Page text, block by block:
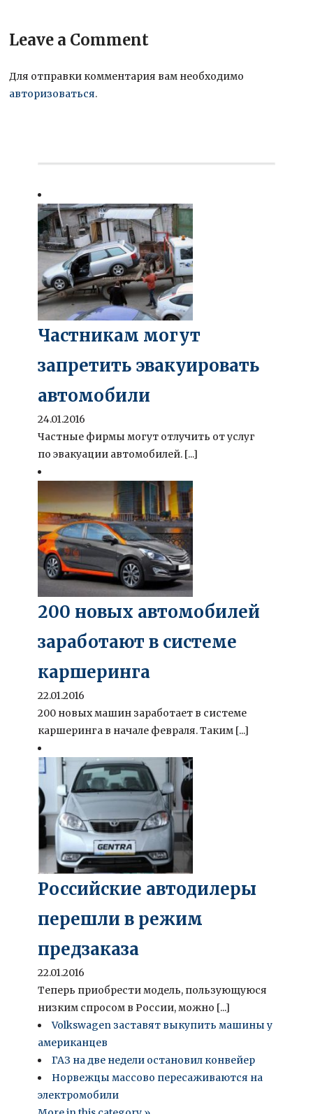
Leave a Comment
Для отправки комментария вам необходимо
авторизоваться.
Частникам могут
запретить эвакуировать
автомобили
24.01.2016
Частные фирмы могут отлучить от услуг
по эвакуации автомобилей. [...]
200 новых автомобилей
заработают в системе
каршеринга
22.01.2016
200 новых машин заработает в системе
каршеринга в начале февраля. Таким [...]
Российские автодилеры
перешли в режим
предзаказа
22.01.2016
Теперь приобрести модель, пользующуюся
низким спросом в России, можно [...]
Volkswagen заставят выкупить машины у
американцев
ГАЗ на две недели остановил конвейер
Норвежцы массово пересаживаются на
электромобили